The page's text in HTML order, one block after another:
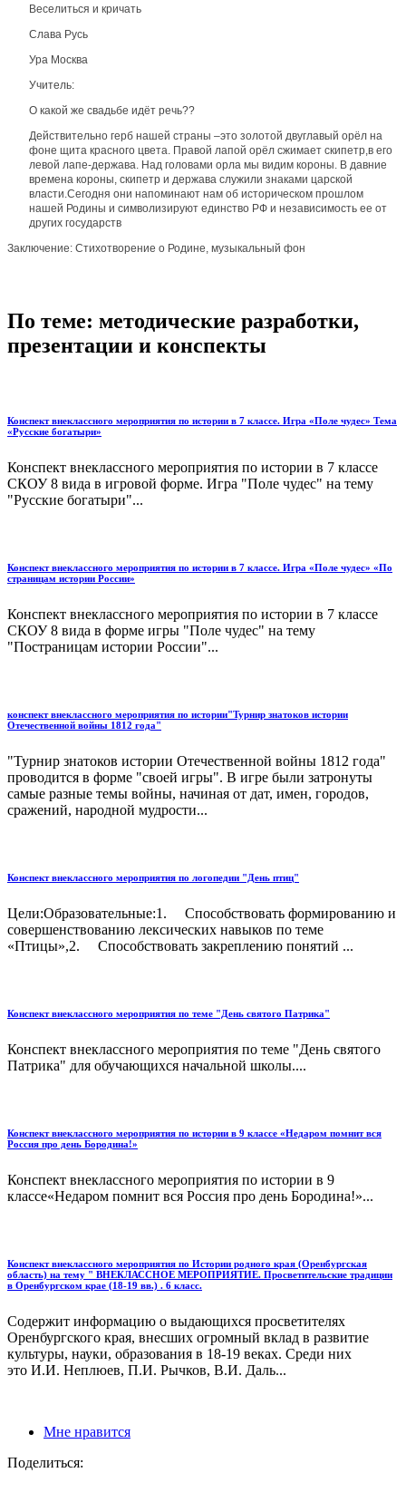
Веселиться и кричать
Слава Русь
Ура Москва
Учитель:
О какой же свадьбе идёт речь??
Действительно герб нашей страны –это золотой двуглавый орёл на
фоне щита красного цвета. Правой лапой орёл сжимает скипетр,в его
левой лапе-держава. Над головами орла мы видим короны. В давние
времена короны, скипетр и держава служили знаками царской
власти.Сегодня они напоминают нам об историческом прошлом
нашей Родины и символизируют единство РФ и независимость ее от
других государств
Заключение: Стихотворение о Родине, музыкальный фон
По теме: методические разработки,
презентации и конспекты
Конспект внеклассного мероприятия по истории в 7 классе. Игра «Поле чудес» Тема
«Русские богатыри»
Конспект внеклассного мероприятия по истории в 7 классе
СКОУ 8 вида в игровой форме. Игра "Поле чудес" на тему
"Русские богатыри"...
Конспект внеклассного мероприятия по истории в 7 классе. Игра «Поле чудес» «По
страницам истории России»
Конспект внеклассного мероприятия по истории в 7 классе
СКОУ 8 вида в форме игры "Поле чудес" на тему
"Постраницам истории России"...
конспект внеклассного мероприятия по истории"Турнир знатоков истории
Отечественной войны 1812 года"
"Турнир знатоков истории Отечественной войны 1812 года"
проводится в форме "своей игры". В игре были затронуты
самые разные темы войны, начиная от дат, имен, городов,
сражений, народной мудрости...
Конспект внеклассного мероприятия по логопедии "День птиц"
Цели:Образовательные:1. Способствовать формированию и
совершенствованию лексических навыков по теме
«Птицы»,2. Способствовать закреплению понятий ...
Конспект внеклассного мероприятия по теме "День святого Патрика"
Конспект внеклассного мероприятия по теме "День святого
Патрика" для обучающихся начальной школы....
Конспект внеклассного мероприятия по истории в 9 классе «Недаром помнит вся
Россия про день Бородина!»
Конспект внеклассного мероприятия по истории в 9
классе«Недаром помнит вся Россия про день Бородина!»...
Конспект внеклассного мероприятия по Истории родного края (Оренбургская
область) на тему " ВНЕКЛАССНОЕ МЕРОПРИЯТИЕ. Просветительские традиции
в Оренбургском крае (18-19 вв.) . 6 класс.
Содержит информацию о выдающихся просветителях
Оренбургского края, внесших огромный вклад в развитие
культуры, науки, образования в 18-19 веках. Среди них
это И.И. Неплюев, П.И. Рычков, В.И. Даль...
Мне нравится
Поделиться: